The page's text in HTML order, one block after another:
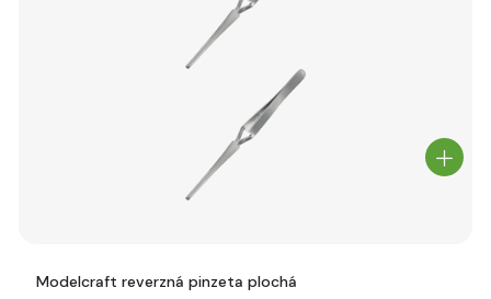
Modelcraft reverzná pinzeta plochá